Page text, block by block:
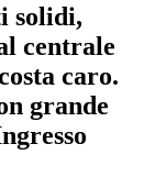
solidi,
centrale
caro.
grande